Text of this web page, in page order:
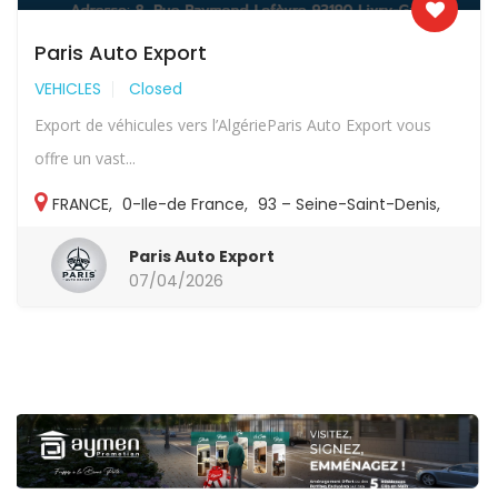
Paris Auto Export
VEHICLES Closed
Export de véhicules vers l’AlgérieParis Auto Export vous
offre un vast...
FRANCE, 0-Ile-de France, 93 – Seine-Saint-Denis,
93-Autres
Paris Auto Export
07/04/2026